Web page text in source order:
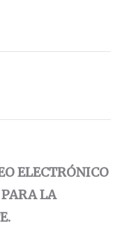
ELECTRÓNICO
LA